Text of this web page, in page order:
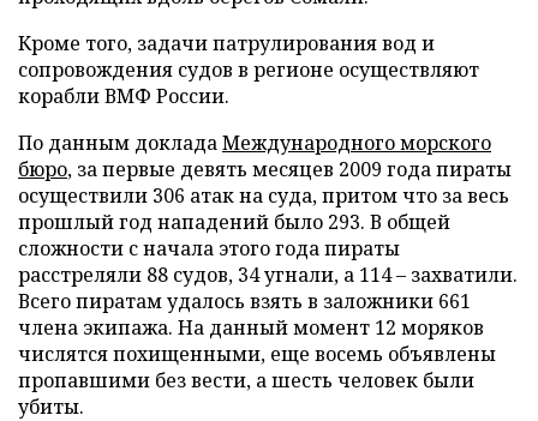
Кроме того, задачи патрулирования вод и
сопровождения судов в регионе осуществляют
корабли ВМФ России.
По данным докладаМеждународного морского
бюро, за первые девять месяцев 2009 года пираты
осуществили 306 атак на суда, притом что за весь
прошлый год нападений было 293. В общей
сложности с начала этого года пираты
расстреляли 88 судов, 34 угнали, а 114 – захватили.
Всего пиратам удалось взять в заложники 661
члена экипажа. На данный момент 12 моряков
числятся похищенными, еще восемь объявлены
пропавшими без вести, а шесть человек были
убиты.